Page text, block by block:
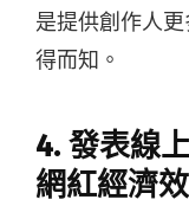
是提供創作人
得而知。
4. 發表線
網紅經濟